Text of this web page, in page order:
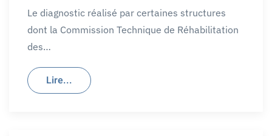
Le diagnostic réalisé par certaines structures
dont la Commission Technique de Réhabilitation
des…
Lire...